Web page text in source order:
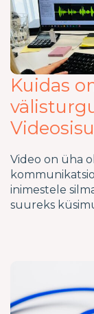
Kuidas
Video on üha
inimestele
suureks